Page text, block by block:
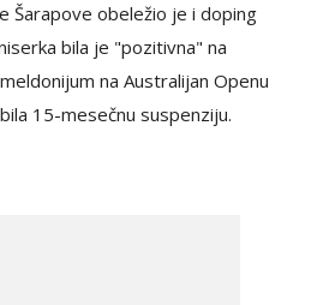
Šarapove obeležio je i doping
bila je "pozitivna" na
na Australijan Openu
15-mesečnu suspenziju.